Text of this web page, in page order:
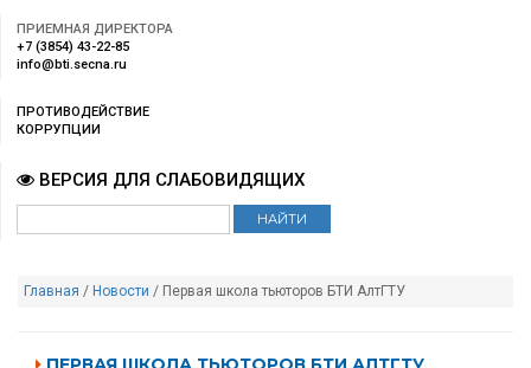
ПРИЕМНАЯ ДИРЕКТОРА
+7 (3854) 43-22-85
info@bti.secna.ru
ПРОТИВОДЕЙСТВИЕ
КОРРУПЦИИ
ВЕРСИЯ ДЛЯ СЛАБОВИДЯЩИХ
Главная / Новости / Первая школа тьюторов БТИ АлтГТУ